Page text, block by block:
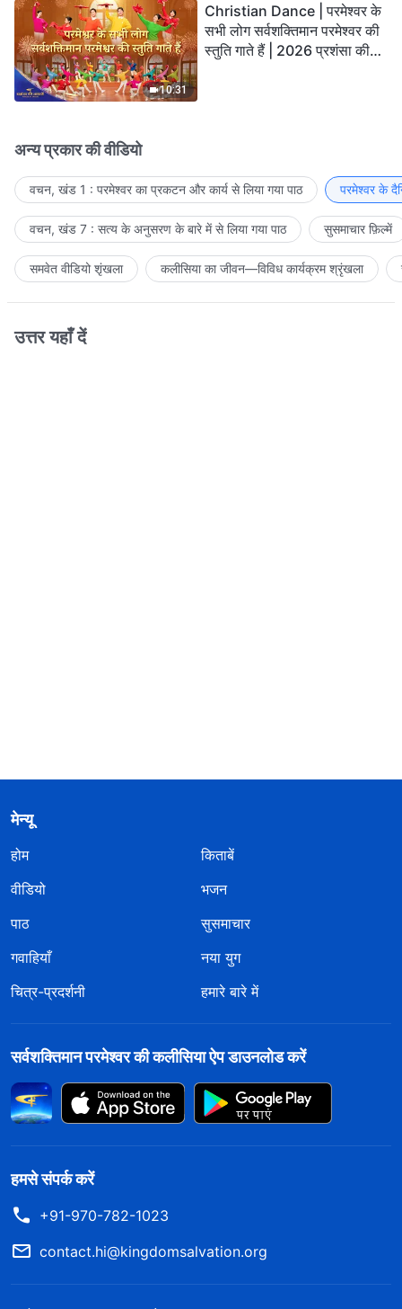
10:31
Christian Dance | परमेश्वर के
सभी लोग सर्वशक्तिमान परमेश्वर की
स्तुति गाते हैं | 2026 प्रशंसा की
अन्य प्रकार की वीडियो
वचन, खंड 1 : परमेश्वर का प्रकटन और कार्य से लिया गया पाठ परमेश्वर के
वचन, खंड 7 : सत्य के अनुसरण के बारे में से लिया गया पाठ सुसमाचार फ़िल्में
समवेत वीडियो शृंखला कलीसिया का जीवन—विविध कार्यक्रम श्रृंखला
उत्तर यहाँ दें
मेन्यू
होम
किताबें
वीडियो
भजन
पाठ
सुसमाचार
गवाहियाँ
नया युग
चित्र-प्रदर्शनी
हमारे बारे में
सर्वशक्तिमान परमेश्वर की कलीसिया ऐप डाउनलोड करें
हमसे संपर्क करें
+91-970-782-1023
contact.hi@kingdomsalvation.org